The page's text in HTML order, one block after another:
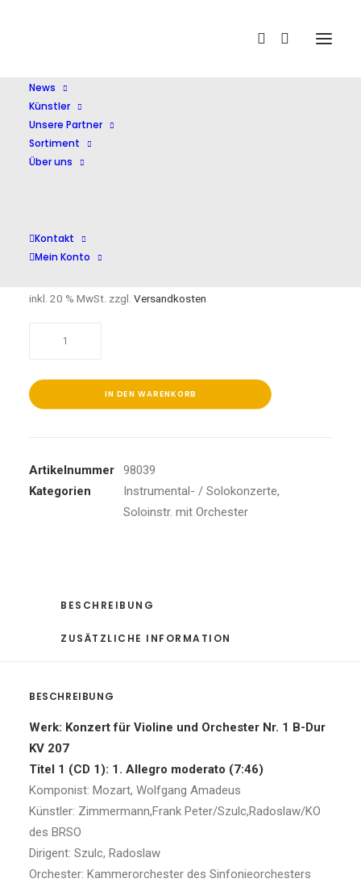
News
Künstler
Unsere Partner
Sortiment
Über uns
Kontakt
Mein Konto
Violinkonzerte
17,00€
inkl. 20 % MwSt. zzgl. Versandkosten
IN DEN WARENKORB
Artikelnummer
98039
Kategorien
Instrumental- / Solokonzerte,
Soloinstr. mit Orchester
BESCHREIBUNG
ZUSÄTZLICHE INFORMATION
BESCHREIBUNG
Werk: Konzert für Violine und Orchester Nr. 1 B-Dur
KV 207
Titel 1 (CD 1): 1. Allegro moderato (7:46)
Komponist: Mozart, Wolfgang Amadeus
Künstler: Zimmermann,Frank Peter/Szulc,Radoslaw/KO
des BRSO
Dirigent: Szulc, Radoslaw
Orchester: Kammerorchester des Sinfonieorchesters